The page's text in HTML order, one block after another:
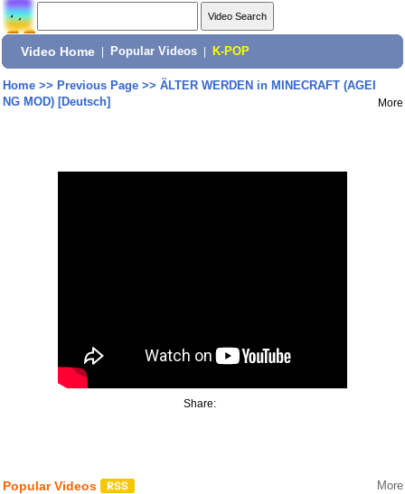
Video Home Popular Videos K-POP
Home>> Previous Page>> ÄLTER WERDEN in MINECRAFT (AGEI
NG MOD) [Deutsch]
More
Share:
Popular Videos More